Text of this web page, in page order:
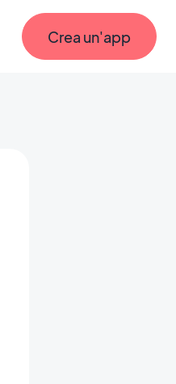
Crea un'app